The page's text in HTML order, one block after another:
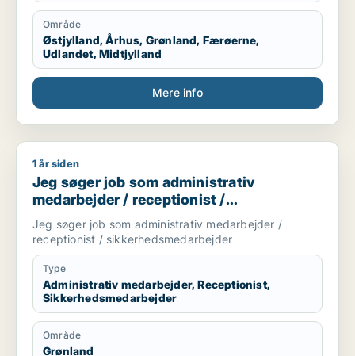
Område
Østjylland, Århus, Grønland, Færøerne,
Udlandet, Midtjylland
Mere info
Jeg søger job som administrativ medarbejder / receptionist
1 år siden
Jeg søger job som administrativ
medarbejder / receptionist /
sikkerhedsmedarbejder
Jeg søger job som administrativ medarbejder /
receptionist / sikkerhedsmedarbejder
Type
Administrativ medarbejder, Receptionist,
Sikkerhedsmedarbejder
Område
Grønland